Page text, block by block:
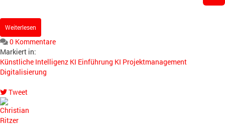
Weiterlesen
0 Kommentare
Markiert in:
Künstliche Intelligenz KI Einführung KI Projektmanagement
Digitalisierung
Tweet
pinterest